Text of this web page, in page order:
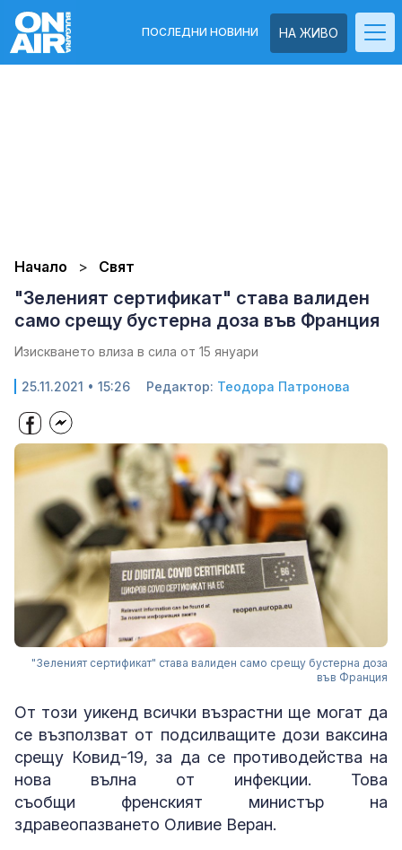
НА ЖИВО
ПОСЛЕДНИ НОВИНИ
Начало Свят
"Зеленият сертификат" става валиден
само срещу бустерна доза във Франция
Изискването влиза в сила от 15 януари
25.11.2021 • 15:26 Редактор: Теодора Патронова
"Зеленият сертификат" става валиден само срещу бустерна доза
във Франция
От този уикенд всички възрастни ще могат да
се възползват от подсилващите дози ваксина
срещу Ковид-19, за да се противодейства на
нова вълна от инфекции. Това
съобщи френският министър на
здравеопазването Оливие Веран.